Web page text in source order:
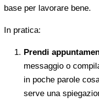
base per lavorare bene.
In pratica:
Prendi
messaggio o
in poche parole
serve una